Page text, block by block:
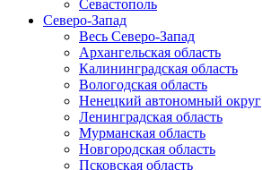
Севастополь
Северо-Запад
Весь Северо-Запад
Архангельская область
Калининградская область
Вологодская область
Ненецкий автономный округ
Ленинградская область
Мурманская область
Новгородская область
Псковская область